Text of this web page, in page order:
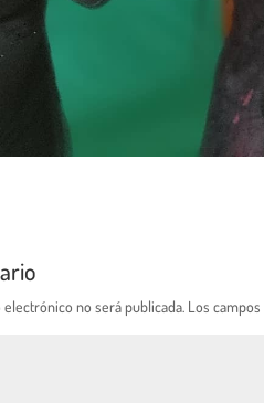
no será publicada. Los